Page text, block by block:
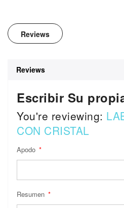
Reviews
Reviews
Escribir Su
You're reviewing:
CON CRISTAL
Apodo
Resumen